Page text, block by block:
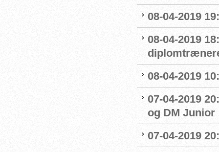
08-04-2019
08-04-2019
08-04-2019
07-04-2019
og DM Junior
07-04-2019